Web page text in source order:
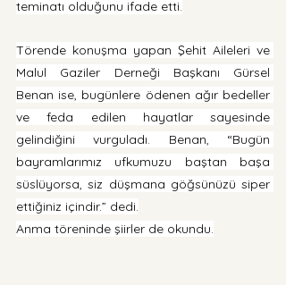
teminatı olduğunu ifade etti.
Törende konuşma yapan Şehit Aileleri ve
Malul Gaziler Derneği Başkanı Gürsel
Benan ise, bugünlere ödenen ağır bedeller
ve feda edilen hayatlar sayesinde
gelindiğini vurguladı. Benan, “Bugün
bayramlarımız ufkumuzu baştan başa
süslüyorsa, siz düşmana göğsünüzü siper
ettiğiniz içindir.” dedi.
Anma töreninde şiirler de okundu.